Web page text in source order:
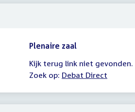
Plenaire zaal
Kijk terug link niet gevonden.
Zoek op: Debat Direct